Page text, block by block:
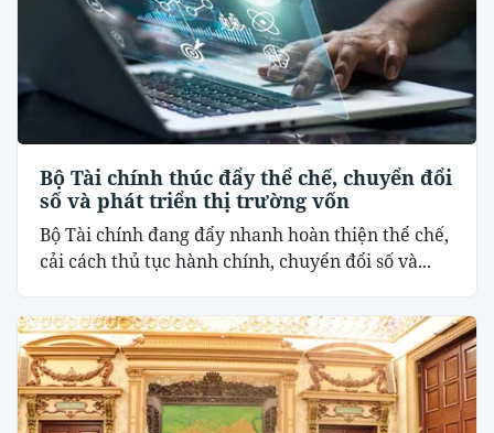
Bộ Tài chính thúc đẩy thể chế, chuyển đổi
số và phát triển thị trường vốn
Bộ Tài chính đang đẩy nhanh hoàn thiện thể chế,
cải cách thủ tục hành chính, chuyển đổi số và...